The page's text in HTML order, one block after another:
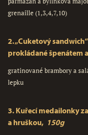
grenaille (1,3,4,7,10)
2.„Cuketový
prokládané špenátem
gratinované brambory a
lepku
3. Kuřecí medailonky
a hruškou, 150g